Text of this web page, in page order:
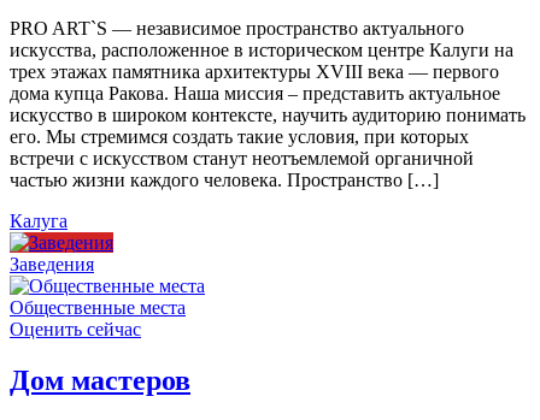
PRO ART`S — независимое пространство актуального
искусства, расположенное в историческом центре Калуги на
трех этажах памятника архитектуры XVIII века — первого
дома купца Ракова. Наша миссия – представить актуальное
искусство в широком контексте, научить аудиторию понимать
его. Мы стремимся создать такие условия, при которых
встречи с искусством станут неотъемлемой органичной
частью жизни каждого человека. Пространство […]
Калуга
Заведения
Общественные места
Оценить сейчас
Дом мастеров